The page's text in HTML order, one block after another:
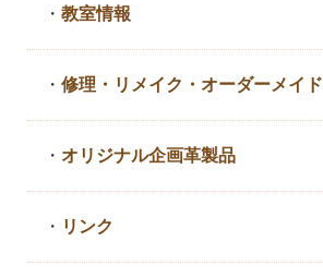
・教室情報
・修理・リメイク・ オーダーメイド
・ オリジナル企画革製品
・ リンク